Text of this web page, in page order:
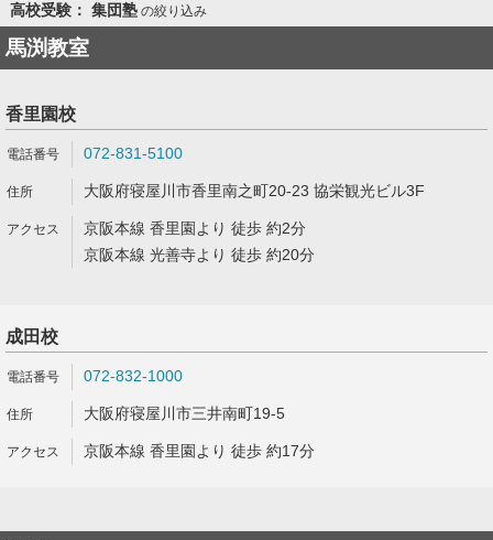
高校受験： 集団塾の絞り込み
馬渕教室
香里園校
072-831-5100
大阪府寝屋川市香里南之町20-23 協栄観光ビル3F
京阪本線 香里園より 徒歩 約2分
京阪本線 光善寺より 徒歩 約20分
成田校
072-832-1000
大阪府寝屋川市三井南町19-5
京阪本線 香里園より 徒歩 約17分